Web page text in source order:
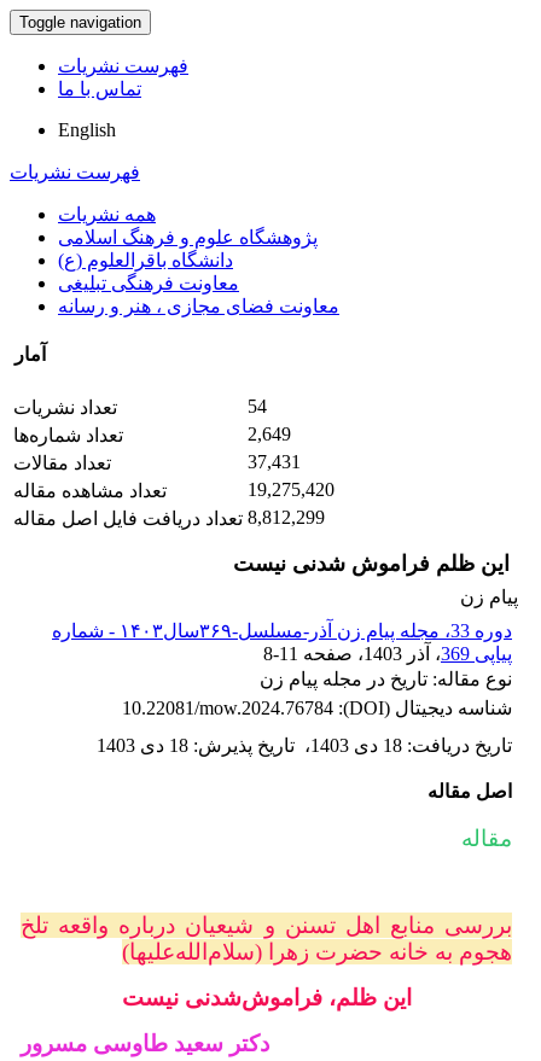
Toggle navigation
فهرست نشریات
تماس با ما
English
فهرست نشریات
همه نشریات
پژوهشگاه علوم و فرهنگ اسلامی
دانشگاه باقرالعلوم (ع)
معاونت فرهنگی تبلیغی
معاونت فضای مجازی ، هنر و رسانه
آمار
تعداد نشریات
54
تعداد شماره‌ها
2,649
تعداد مقالات
37,431
تعداد مشاهده مقاله
19,275,420
تعداد دریافت فایل اصل مقاله 8,812,299
این ظلم فراموش شدنی نیست
پیام زن
دوره 33، مجله پیام زن آذر-مسلسل-۳۶۹سال۱۴۰۳ - شماره
پیاپی 369
، آذر 1403 ، صفحه 8-11
نوع مقاله: تاریخ در مجله پیام زن
شناسه دیجیتال (DOI):
10.22081/mow.2024.76784
تاریخ دریافت: 18 دی 1403 ، تاریخ پذیرش: 18 دی 1403
اصل مقاله
مقاله
بررسی منابع اهل تسنن و شیعیان درباره واقعه تلخ
هجوم به خانه حضرت زهرا (سلام‌الله‌علیها)
این ظلم، فراموش‌شدنی نیست
دکتر سعید طاوسی مسرور